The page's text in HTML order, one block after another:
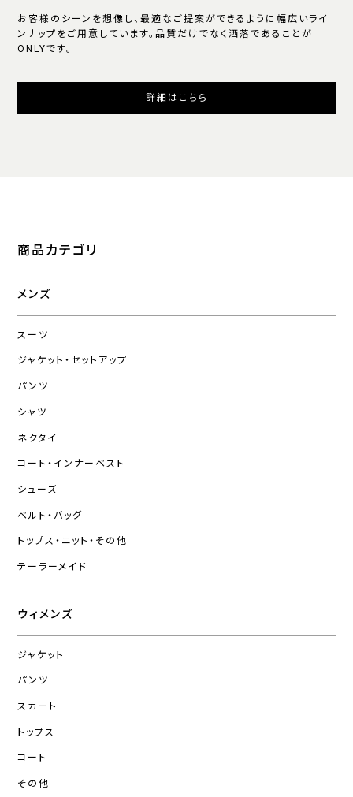
お客様のシーンを想像し、最適なご提案ができるように幅広いライ
ンナップをご用意しています。品質だけでなく洒落であることが
ONLYです。
詳細はこちら
商品カテゴリ
メンズ
スーツ
ジャケット・セットアップ
パンツ
シャツ
ネクタイ
コート・インナーベスト
シューズ
ベルト・バッグ
トップス・ニット・その他
テーラーメイド
ウィメンズ
ジャケット
パンツ
スカート
トップス
コート
その他